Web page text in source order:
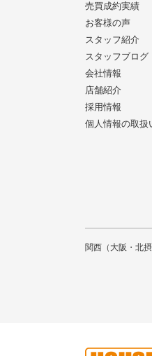
売買成約実績
お客様の声
スタッフ紹介
スタッフブログ
会社情報
店舗紹介
採用情報
個人情報の取扱
関西（大阪・北